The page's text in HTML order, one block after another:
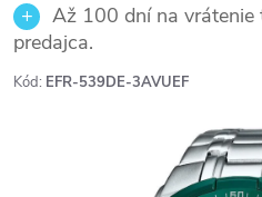
Až 100 dní na
predajca.
Kód: EFR-539DE-3AVUEF